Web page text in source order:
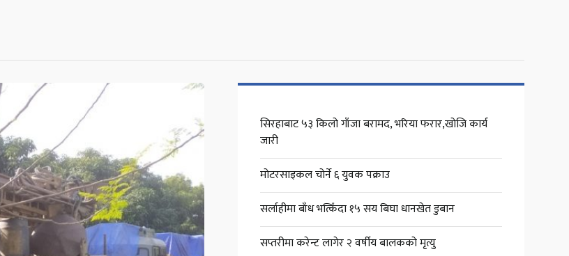
सिरहाबाट ५३ किलो गाँजा बरामद, भरिया फरार,खोजि कार्य
जारी
मोटरसाइकल चोर्ने ६ युवक पक्राउ
सर्लाहीमा बाँध भत्किँदा १५ सय बिघा धानखेत डुबान
सप्तरीमा करेन्ट लागेर २ वर्षीय बालकको मृत्यु